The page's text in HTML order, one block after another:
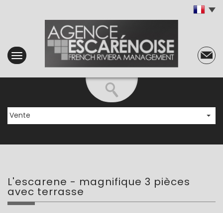
Vente
l'escarene - magnifique 3 pièces
avec terrasse